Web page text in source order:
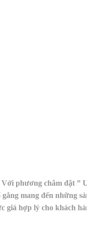
phương châm đặt ”
mang đến những
giá hợp lý cho khách